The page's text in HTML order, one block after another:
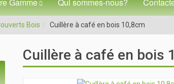
Bois Cuillère à café en bois 10,8cm
Cuillère à café en bois